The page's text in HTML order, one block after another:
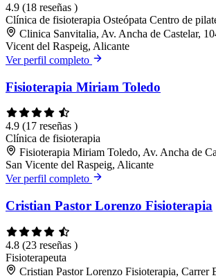
4.9 (18 reseñas )
Clínica de fisioterapia Osteópata Centro de
Clinica Sanvitalia, Av. Ancha de Castelar,
Vicent del Raspeig, Alicante
Ver perfil completo
Fisioterapia Miriam Toledo
4.9 (17 reseñas )
Clínica de fisioterapia
Fisioterapia Miriam Toledo, Av. Ancha de
San Vicente del Raspeig, Alicante
Ver perfil completo
Cristian Pastor Lorenzo Fisioterapia
4.8 (23 reseñas )
Fisioterapeuta
Cristian Pastor Lorenzo Fisioterapia, Carrer